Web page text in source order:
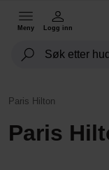
Meny Logg inn
Paris Hilton
Paris